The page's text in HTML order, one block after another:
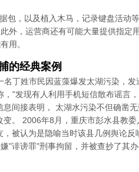
包，以及植入木马，记录键盘活动
此外，运营商还有可能大量提供指定
用。
的经典案例
丁姓市民因蓝藻爆发太湖污染，
"发现有人利用手机短信散布谣言
间接表明， 太湖水污染不但确凿
。 2006年8月，重庆市彭水县教
被认为是隐喻当时该县几例舆论
"诽谤罪"刑事拘留，并被查抄了其